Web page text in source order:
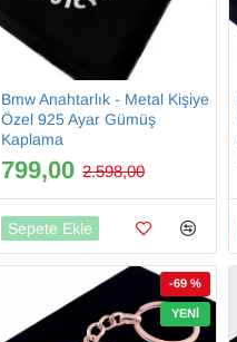
Bmw Anahtarlık - Metal Kişiye
Özel 925 Ayar Gümüş
Kaplama
799,00 2.598,00
Sepete Ekle
YENI
-69 %